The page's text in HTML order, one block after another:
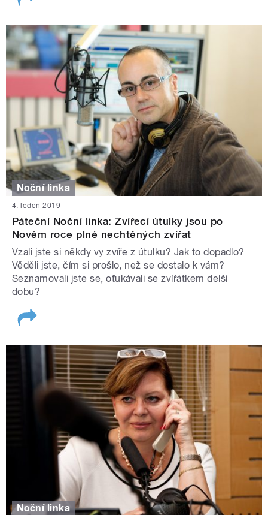
Noční linka
4. leden 2019
Páteční Noční linka: Zvířecí útulky jsou po
Novém roce plné nechtěných zvířat
Vzali jste si někdy vy zvíře z útulku? Jak to dopadlo?
Věděli jste, čím si prošlo, než se dostalo k vám?
Seznamovali jste se, oťukávali se zvířátkem delší
dobu?
Noční linka